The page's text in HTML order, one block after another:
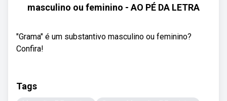
masculino ou feminino - AO PÉ DA LETRA
"Grama" é um substantivo masculino ou feminino?
Confira!
Tags